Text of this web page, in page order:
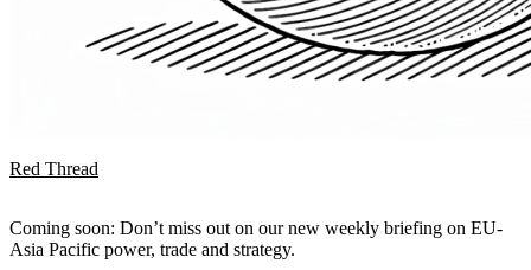
Red Thread
Coming soon: Don’t miss out on our new weekly briefing on EU-
Asia Pacific power, trade and strategy.